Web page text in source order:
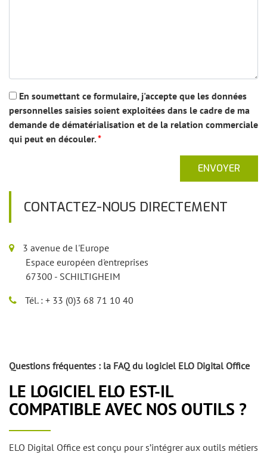
En soumettant ce formulaire, j'accepte que les données
personnelles saisies soient exploitées dans le cadre de ma
demande de dématérialisation et de la relation commerciale
qui peut en découler.*
ENVOYER
CONTACTEZ-NOUS DIRECTEMENT
3 avenue de l'Europe
Espace européen d'entreprises
67300 - SCHILTIGHEIM
Tél. : + 33 (0)3 68 71 10 40
Questions fréquentes : la FAQ du logiciel ELO Digital Office
LE LOGICIEL ELO EST-IL
COMPATIBLE AVEC NOS OUTILS ?
ELO Digital Office est conçu pour s’intégrer aux outils métiers